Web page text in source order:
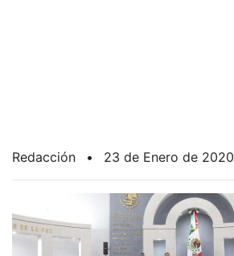
Redacción • 23 de Enero de 2020